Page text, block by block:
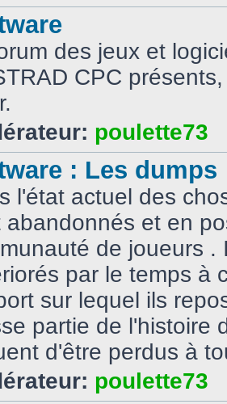
des jeux et
CPC
poulette73
: Les dumps
l'état actuel des
abandonnés et en
de joueurs .
par le temps à
sur lequel ils
partie de l'histoire
d'être perdus à
poulette73